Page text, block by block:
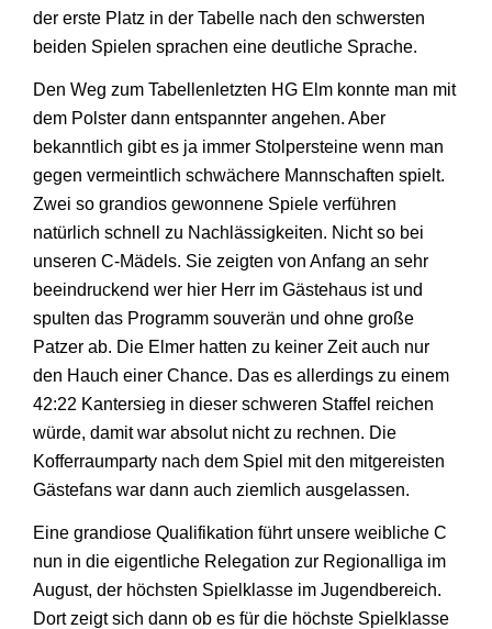
der erste Platz in der Tabelle nach den schwersten
beiden Spielen sprachen eine deutliche Sprache.
Den Weg zum Tabellenletzten HG Elm konnte man mit
dem Polster dann entspannter angehen. Aber
bekanntlich gibt es ja immer Stolpersteine wenn man
gegen vermeintlich schwächere Mannschaften spielt.
Zwei so grandios gewonnene Spiele verführen
natürlich schnell zu Nachlässigkeiten. Nicht so bei
unseren C-Mädels. Sie zeigten von Anfang an sehr
beeindruckend wer hier Herr im Gästehaus ist und
spulten das Programm souverän und ohne große
Patzer ab. Die Elmer hatten zu keiner Zeit auch nur
den Hauch einer Chance. Das es allerdings zu einem
42:22 Kantersieg in dieser schweren Staffel reichen
würde, damit war absolut nicht zu rechnen. Die
Kofferraumparty nach dem Spiel mit den mitgereisten
Gästefans war dann auch ziemlich ausgelassen.
Eine grandiose Qualifikation führt unsere weibliche C
nun in die eigentliche Relegation zur Regionalliga im
August, der höchsten Spielklasse im Jugendbereich.
Dort zeigt sich dann ob es für die höchste Spielklasse